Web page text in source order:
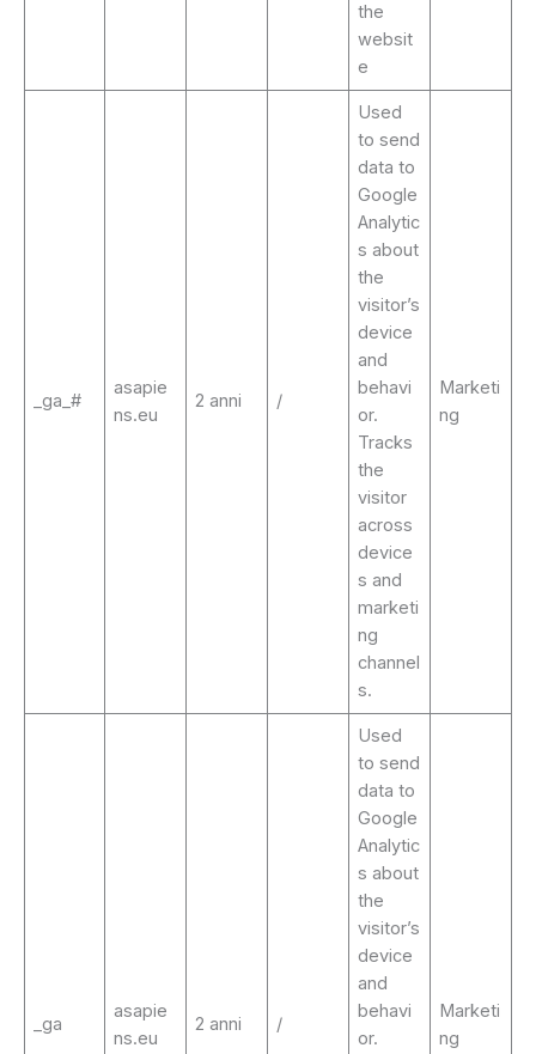
the
websit
e
_ga_#
asapie
ns.eu
2 anni /
Used
to send
data to
Google
Analytic
s about
the
visitor’s
device
and
behavi
or.
Tracks
the
visitor
across
device
s and
marketi
ng
channel
s.
Marketi
ng
_ga
asapie
ns.eu
2 anni /
Used
to send
data to
Google
Analytic
s about
the
visitor’s
device
and
behavi
or.
Marketi
ng